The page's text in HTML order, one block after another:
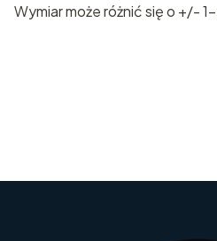
Wymiar może różnić się o +/-